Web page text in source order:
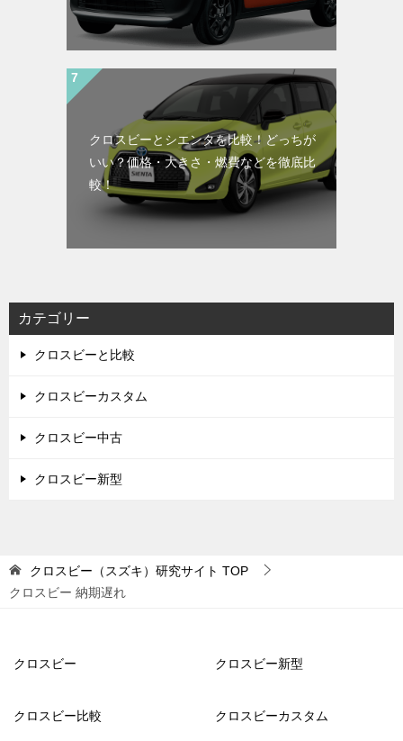
クロスビーとシエンタを比較！どっちが
いい？価格・大きさ・燃費などを徹底比
較！
カテゴリー
クロスビーと比較
クロスビーカスタム
クロスビー中古
クロスビー新型
クロスビー（スズキ）研究サイト TOP
クロスビー 納期遅れ
クロスビー クロスビー新型
クロスビー比較 クロスビーカスタム